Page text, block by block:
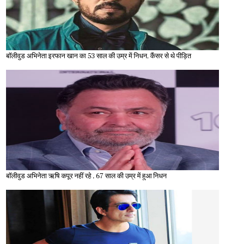
बॉलीवुड अभिनेता इरफान खान का 53 साल की उम्र में निधन, कैंसर से थे पीड़ित
बॉलीवुड अभिनेता ऋषि कपूर नहीं रहे , 67 साल की उम्र में हुआ निधन